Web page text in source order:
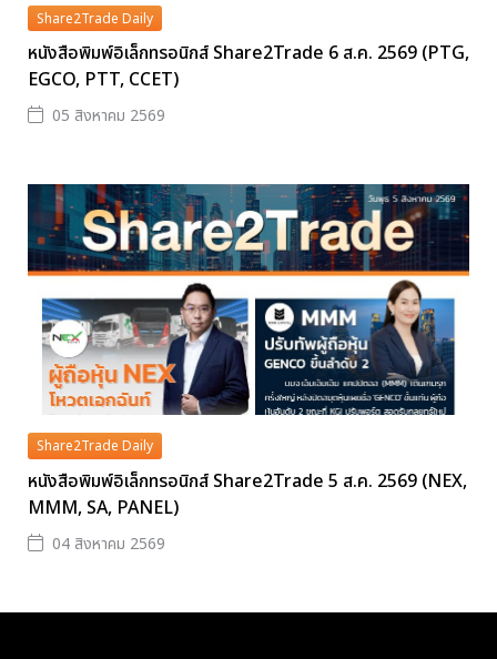
Share2Trade Daily
หนังสือพิมพ์อิเล็กทรอนิกส์ Share2Trade 6 ส.ค. 2569 (PTG,
EGCO, PTT, CCET)
05 สิงหาคม 2569
Share2Trade Daily
หนังสือพิมพ์อิเล็กทรอนิกส์ Share2Trade 5 ส.ค. 2569 (NEX,
MMM, SA, PANEL)
04 สิงหาคม 2569